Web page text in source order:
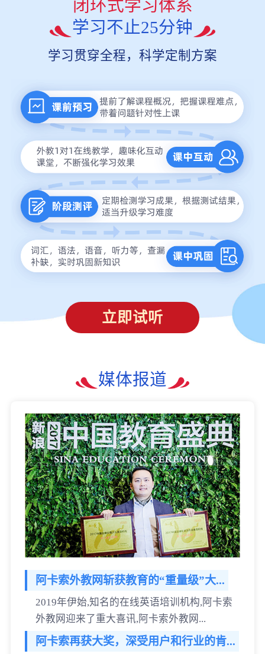
闭环式学习体系
学习不止25分钟
学习贯穿全程，科学定制方案
立即试听
媒体报道
阿卡索外教网斩获教育的“重量级”大...
2019年伊始,知名的在线英语培训机构,阿卡索
外教网迎来了重大喜讯,阿卡索外教网...
阿卡索再获大奖，深受用户和行业的肯...